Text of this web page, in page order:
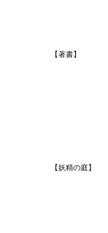
【著書】
【妖精の庭】